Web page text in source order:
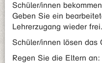
Schüler/innen
Geben Sie ein
Lehrerzugang wieder frei.
Schüler/innen lösen das
Regen Sie die Eltern